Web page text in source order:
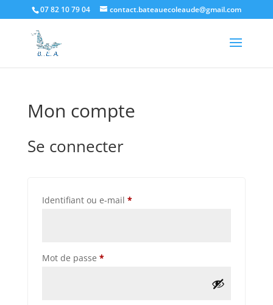
07 82 10 79 04 contact.bateauecoleaude@gmail.com
Mon compte
Se connecter
Identifiant ou e-mail *Obligatoire
Mot de passe *Obligatoire